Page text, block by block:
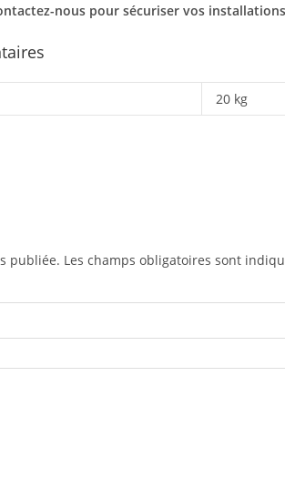
nous pour sécuriser vos
20 kg
publiée. Les champs obligatoires sont